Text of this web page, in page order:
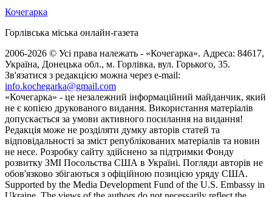
Кочегарка
Горлівська міська онлайн-газета
2006-2026 © Усі права належать - «Кочегарка». Адреса: 84617,
Україна, Донецька обл., м. Горлівка, вул. Горького, 35.
Зв'язатися з редакцією можна через e-mail:
info.kochegarka@gmail.com
«Кочегарка» - це незалежний інформаційний майданчик, який
не є копією друкованого видання. Використання матеріалів
допускається за умови активного посилання на видання!
Редакція може не розділяти думку авторів статей та
відповідальності за зміст републікованих матеріалів та новин
не несе. Розробку сайту здійснено за підтримки Фонду
розвитку ЗМІ Посольства США в Україні. Погляди авторів не
обов'язково збігаються з офіційною позицією уряду США.
Supported by the Media Development Fund of the U.S. Embassy in